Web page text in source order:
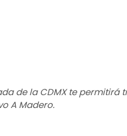
de la CDMX te permitirá
A Madero.